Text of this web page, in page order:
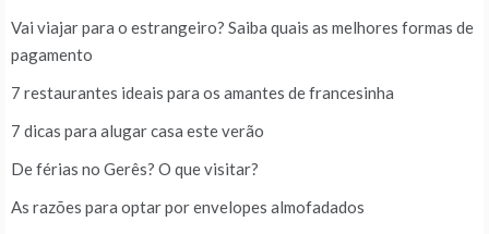
Vai viajar para o estrangeiro? Saiba quais as melhores formas de
pagamento
7 restaurantes ideais para os amantes de francesinha
7 dicas para alugar casa este verão
De férias no Gerês? O que visitar?
As razões para optar por envelopes almofadados